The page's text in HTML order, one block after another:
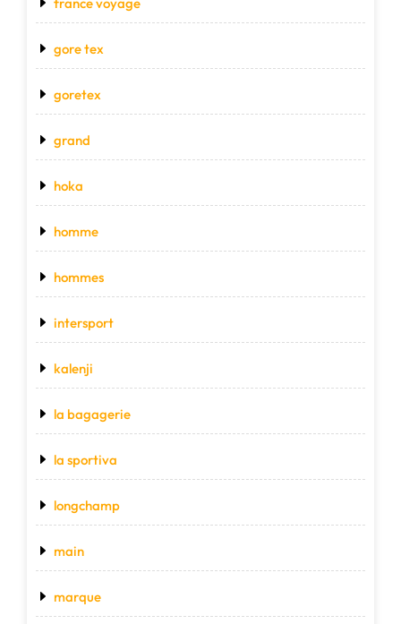
gore tex
goretex
grand
hoka
homme
hommes
intersport
kalenji
la bagagerie
la sportiva
longchamp
main
marque